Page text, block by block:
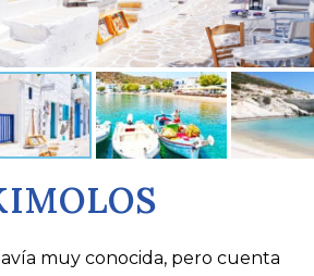
muy conocida, pero cuenta